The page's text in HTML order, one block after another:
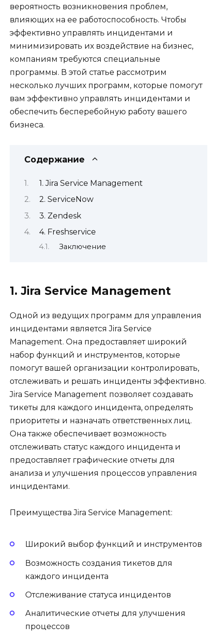
вероятность возникновения проблем,
влияющих на ее работоспособность. Чтобы
эффективно управлять инцидентами и
минимизировать их воздействие на бизнес,
компаниям требуются специальные
программы. В этой статье рассмотрим
несколько лучших программ, которые помогут
вам эффективно управлять инцидентами и
обеспечить бесперебойную работу вашего
бизнеса.
Содержание
1. Jira Service Management
2. ServiceNow
3. Zendesk
4. Freshservice
Заключение
1. Jira Service Management
Одной из ведущих программ для управления
инцидентами является Jira Service
Management. Она предоставляет широкий
набор функций и инструментов, которые
помогут вашей организации контролировать,
отслеживать и решать инциденты эффективно.
Jira Service Management позволяет создавать
тикеты для каждого инцидента, определять
приоритеты и назначать ответственных лиц.
Она также обеспечивает возможность
отслеживать статус каждого инцидента и
предоставляет графические отчеты для
анализа и улучшения процессов управления
инцидентами.
Преимущества Jira Service Management:
Широкий выбор функций и инструментов
Возможность создания тикетов для
каждого инцидента
Отслеживание статуса инцидентов
Аналитические отчеты для улучшения
процессов